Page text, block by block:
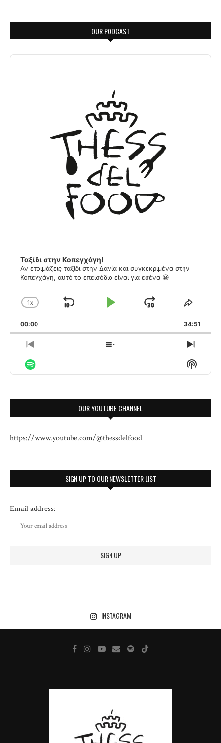
OUR PODCAST
Audio
Ταξίδι στην Κοπεγχάγη!
Αν ετοιμάζεις ταξίδι στην Δανία και συγκεκριμένα στην
Κοπεγχάγη, αυτό το επεισόδιο είναι για εσένα 😀
CHANGE
RATE
1X
SKIP
PLAY
JUMP
FORWARD
SHARE
00:00 34:51
PREVIOUS
EPISODE
SHOW
NEXT
Show
OUR YOUTUBE CHANNEL
https://www.youtube.com/@thessdelfood
SIGN UP TO OUR NEWSLETTER LIST
Email address:
INSTAGRAM